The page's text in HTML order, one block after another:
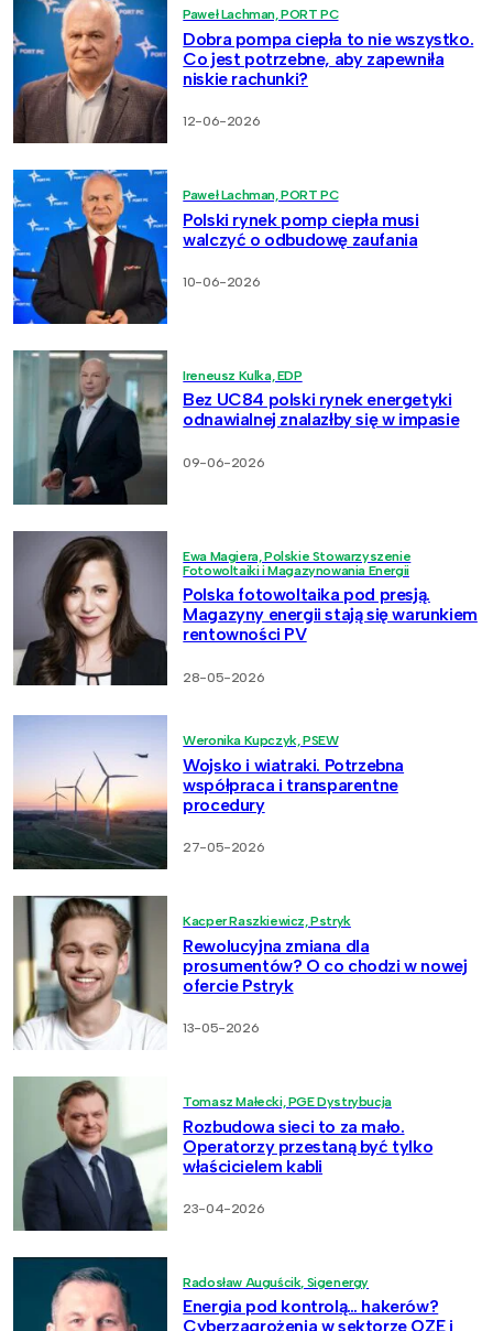
Paweł Lachman, PORT PC
Dobra pompa ciepła to nie wszystko.
Co jest potrzebne, aby zapewniła
niskie rachunki?
12-06-2026
Paweł Lachman, PORT PC
Polski rynek pomp ciepła musi
walczyć o odbudowę zaufania
10-06-2026
Ireneusz Kulka, EDP
Bez UC84 polski rynek energetyki
odnawialnej znalazłby się w impasie
09-06-2026
Ewa Magiera, Polskie Stowarzyszenie
Fotowoltaiki i Magazynowania Energii
Polska fotowoltaika pod presją.
Magazyny energii stają się warunkiem
rentowności PV
28-05-2026
Weronika Kupczyk, PSEW
Wojsko i wiatraki. Potrzebna
współpraca i transparentne
procedury
27-05-2026
Kacper Raszkiewicz, Pstryk
Rewolucyjna zmiana dla
prosumentów? O co chodzi w nowej
ofercie Pstryk
13-05-2026
Tomasz Małecki, PGE Dystrybucja
Rozbudowa sieci to za mało.
Operatorzy przestaną być tylko
właścicielem kabli
23-04-2026
Radosław Auguścik, Sigenergy
Energia pod kontrolą… hakerów?
Cyberzagrożenia w sektorze OZE i